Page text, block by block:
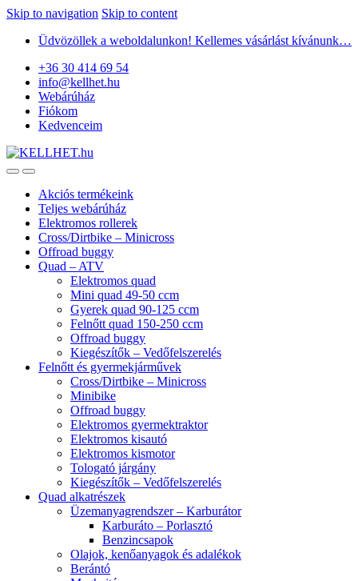
Skip to navigation Skip to content
Üdvözöllek a weboldalunkon! Kellemes vásárlást kívánunk…
+36 30 414 69 54
info@kellhet.hu
Webárúház
Fiókom
Kedvenceim
Akciós termékeink
Teljes webárúház
Elektromos rollerek
Cross/Dirtbike – Minicross
Offroad buggy
Quad – ATV
Elektromos quad
Mini quad 49-50 ccm
Gyerek quad 90-125 ccm
Felnőtt quad 150-250 ccm
Offroad buggy
Kiegészítők – Vedőfelszerelés
Felnőtt és gyermekjárművek
Cross/Dirtbike – Minicross
Minibike
Offroad buggy
Elektromos gyermektraktor
Elektromos kisautó
Elektromos kismotor
Tologató járgány
Kiegészítők – Vedőfelszerelés
Quad alkatrészek
Üzemanyagrendszer – Karburátor
Karburáto – Porlasztó
Benzincsapok
Olajok, kenőanyagok és adalékok
Berántó